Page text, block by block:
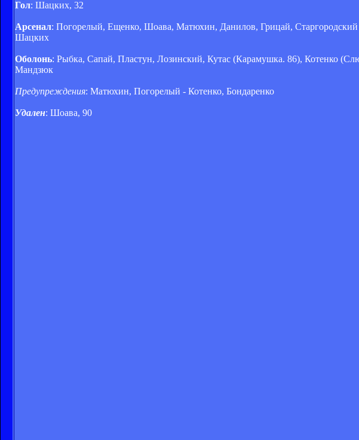
Гол: Шацких, 32
Арсенал: Погорелый, Ещенко, Шоава, Матюхин, Данилов, Грицай,
Шацких
Оболонь: Рыбка, Сапай, Пластун, Лозинский, Кутас (Карамушка. 86), Котенко
Мандзюк
Предупреждения: Матюхин, Погорелый - Котенко, Бондаренко
Удален: Шоава, 90